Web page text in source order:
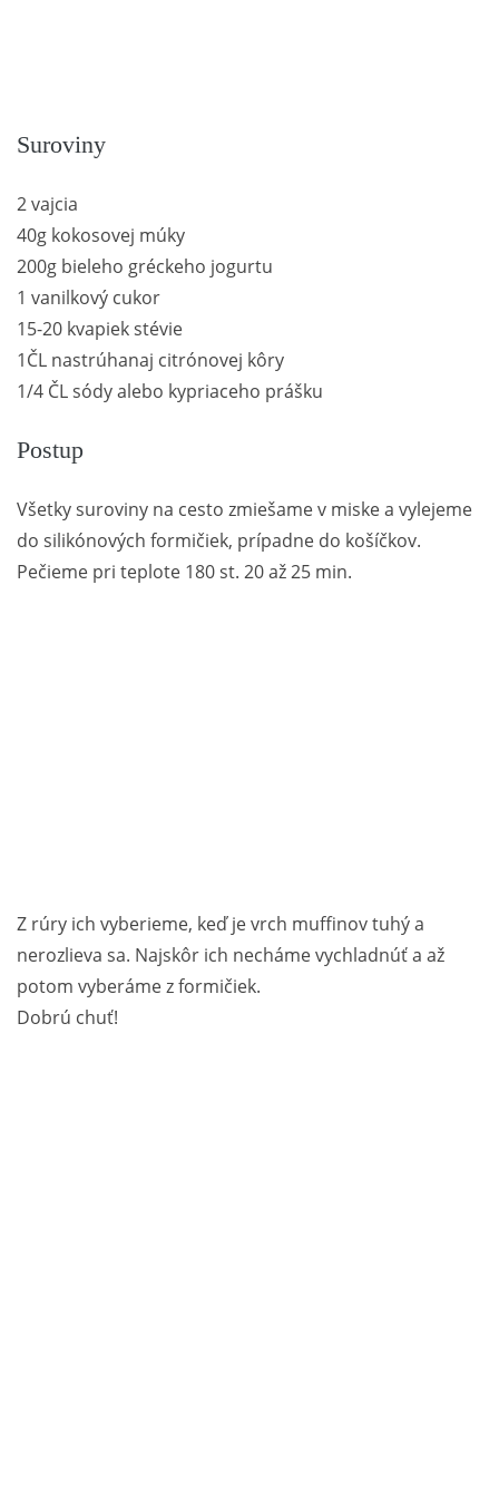
Suroviny
2 vajcia
40g kokosovej múky
200g bieleho gréckeho jogurtu
1 vanilkový cukor
15-20 kvapiek stévie
1ČL nastrúhanaj citrónovej kôry
1/4 ČL sódy alebo kypriaceho prášku
Postup
Všetky suroviny na cesto zmiešame v miske a vylejeme
do silikónových formičiek, prípadne do košíčkov.
Pečieme pri teplote 180 st. 20 až 25 min.
Z rúry ich vyberieme, keď je vrch muffinov tuhý a
nerozlieva sa. Najskôr ich necháme vychladnúť a až
potom vyberáme z formičiek.
Dobrú chuť!